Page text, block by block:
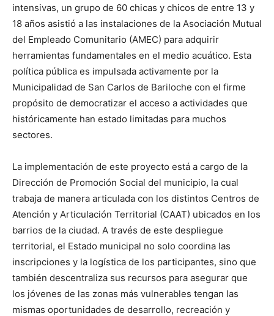
intensivas, un grupo de 60 chicas y chicos de entre 13 y
18 años asistió a las instalaciones de la Asociación Mutual
del Empleado Comunitario (AMEC) para adquirir
herramientas fundamentales en el medio acuático. Esta
política pública es impulsada activamente por la
Municipalidad de San Carlos de Bariloche con el firme
propósito de democratizar el acceso a actividades que
históricamente han estado limitadas para muchos
sectores.
La implementación de este proyecto está a cargo de la
Dirección de Promoción Social del municipio, la cual
trabaja de manera articulada con los distintos Centros de
Atención y Articulación Territorial (CAAT) ubicados en los
barrios de la ciudad. A través de este despliegue
territorial, el Estado municipal no solo coordina las
inscripciones y la logística de los participantes, sino que
también descentraliza sus recursos para asegurar que
los jóvenes de las zonas más vulnerables tengan las
mismas oportunidades de desarrollo, recreación y